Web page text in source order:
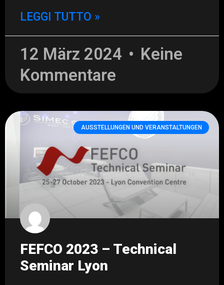
LEGGI TUTTO »
12 März 2024
Keine
Kommentare
AUSSTELLUNGEN UND VERANSTALTUNGEN
FEFCO 2023 – Technical
Seminar Lyon